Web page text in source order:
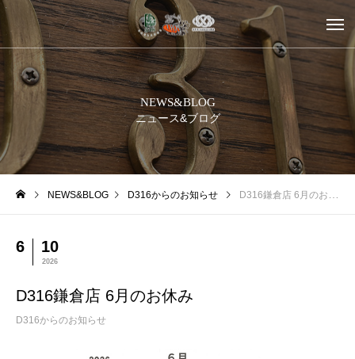
NEWS&BLOG
ニュース&ブログ
NEWS&BLOG D316からのお知らせ D316鎌倉店 6月のお休み
6 10
2026
D316鎌倉店 6月のお休み
D316からのお知らせ